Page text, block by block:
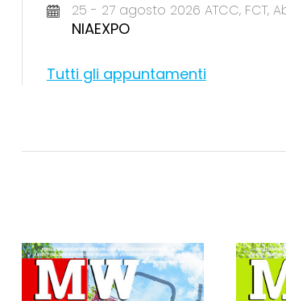
25 - 27 agosto 2026 ATCC, FCT,
NIAEXPO
Tutti gli appuntamenti